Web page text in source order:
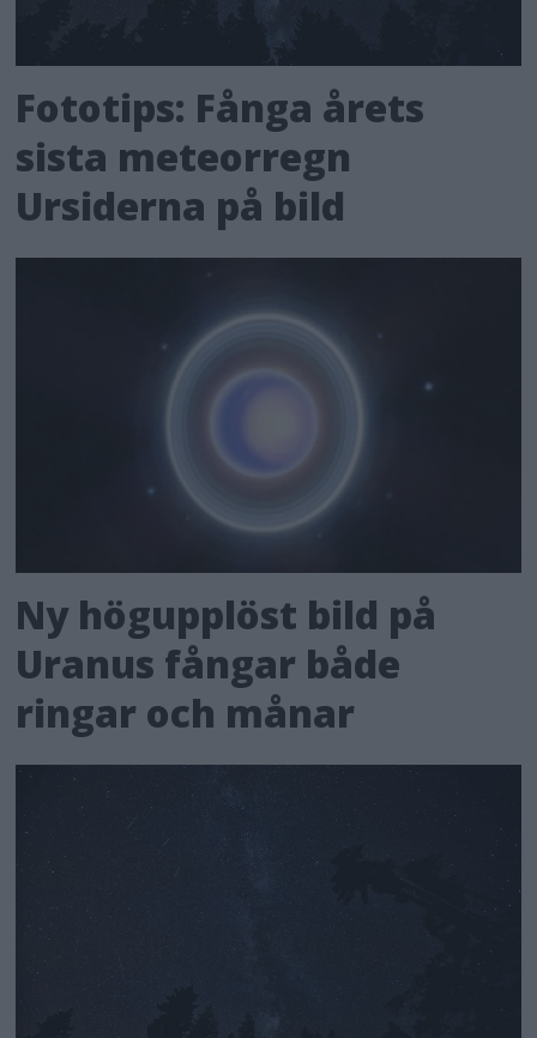
Fototips: Fånga årets
sista meteorregn
Ursiderna på bild
Ny högupplöst bild på
Uranus fångar både
ringar och månar